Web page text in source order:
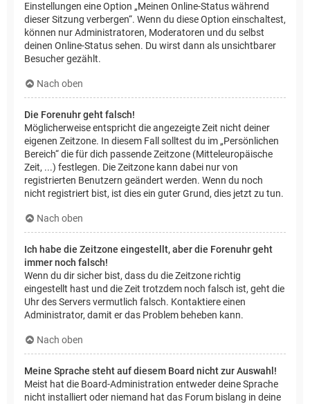
Einstellungen eine Option „Meinen Online-Status während
dieser Sitzung verbergen“. Wenn du diese Option einschaltest,
können nur Administratoren, Moderatoren und du selbst
deinen Online-Status sehen. Du wirst dann als unsichtbarer
Besucher gezählt.
Nach oben
Die Forenuhr geht falsch!
Möglicherweise entspricht die angezeigte Zeit nicht deiner
eigenen Zeitzone. In diesem Fall solltest du im „Persönlichen
Bereich“ die für dich passende Zeitzone (Mitteleuropäische
Zeit, ...) festlegen. Die Zeitzone kann dabei nur von
registrierten Benutzern geändert werden. Wenn du noch
nicht registriert bist, ist dies ein guter Grund, dies jetzt zu tun.
Nach oben
Ich habe die Zeitzone eingestellt, aber die Forenuhr geht
immer noch falsch!
Wenn du dir sicher bist, dass du die Zeitzone richtig
eingestellt hast und die Zeit trotzdem noch falsch ist, geht die
Uhr des Servers vermutlich falsch. Kontaktiere einen
Administrator, damit er das Problem beheben kann.
Nach oben
Meine Sprache steht auf diesem Board nicht zur Auswahl!
Meist hat die Board-Administration entweder deine Sprache
nicht installiert oder niemand hat das Forum bislang in deine